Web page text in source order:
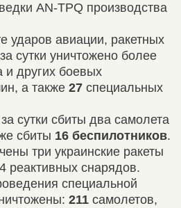
AN-TPQ производства
ударов авиации, ракетных
сутки уничтожено более
и других боевых
а также 27 специальных
сутки сбиты два самолета
сбиты 16 беспилотников.
три украинские ракеты
реактивных снарядов.
специальной
211 самолетов,